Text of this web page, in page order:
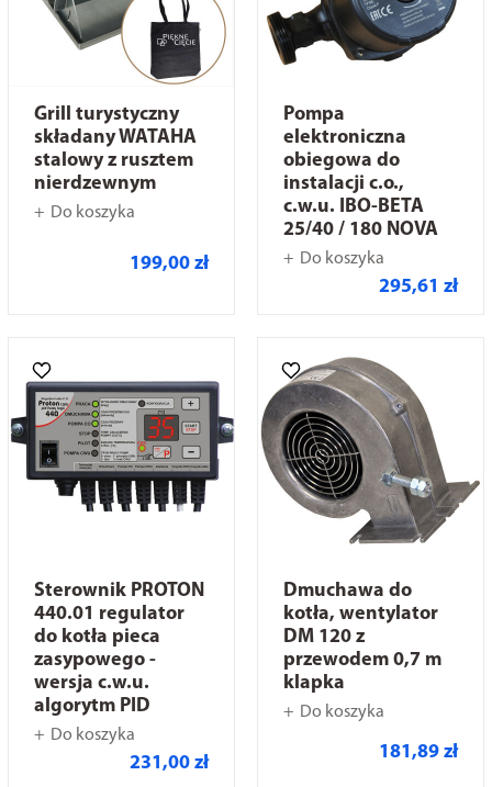
Grill turystyczny
składany WATAHA
stalowy z rusztem
nierdzewnym
Do koszyka
199,00 zł
Pompa
elektroniczna
obiegowa do
instalacji c.o.,
c.w.u. IBO-BETA
25/40 / 180 NOVA
Do koszyka
295,61 zł
Sterownik PROTON
440.01 regulator
do kotła pieca
zasypowego -
wersja c.w.u.
algorytm PID
Do koszyka
231,00 zł
Dmuchawa do
kotła, wentylator
DM 120 z
przewodem 0,7 m
klapka
Do koszyka
181,89 zł